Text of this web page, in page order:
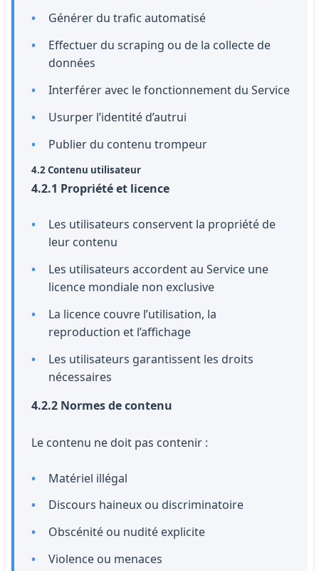
Générer du trafic automatisé
Effectuer du scraping ou de la collecte de
données
Interférer avec le fonctionnement du Service
Usurper l’identité d’autrui
Publier du contenu trompeur
4.2 Contenu utilisateur
4.2.1 Propriété et licence
Les utilisateurs conservent la propriété de
leur contenu
Les utilisateurs accordent au Service une
licence mondiale non exclusive
La licence couvre l’utilisation, la
reproduction et l’affichage
Les utilisateurs garantissent les droits
nécessaires
4.2.2 Normes de contenu
Le contenu ne doit pas contenir :
Matériel illégal
Discours haineux ou discriminatoire
Obscénité ou nudité explicite
Violence ou menaces